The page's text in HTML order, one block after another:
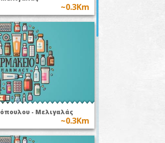
~0.3Km
- Μελιγαλάς
~0.3Km